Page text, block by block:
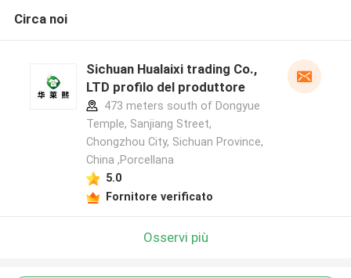
Circa noi
Sichuan Hualaixi trading Co.,
LTD profilo del produttore
473 meters south of Dongyue
Temple, Sanjiang Street,
Chongzhou City, Sichuan Province,
China ,Porcellana
5.0
Fornitore verificato
Osservi più